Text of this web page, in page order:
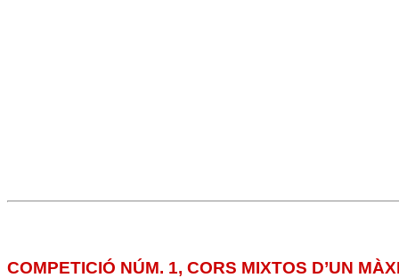
COMPETICIÓ NÚM. 1, CORS MIXTOS D’UN